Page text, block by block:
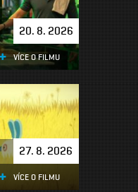
20. 8. 2026
VÍCE O FILMU
27. 8. 2026
VÍCE O FILMU